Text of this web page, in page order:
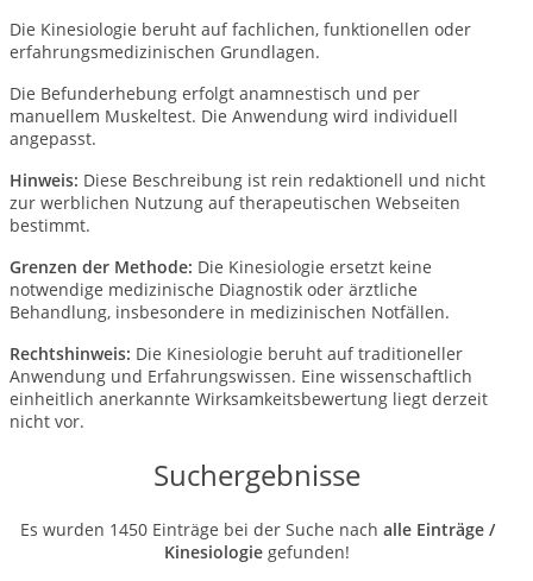
Die Kinesiologie beruht auf fachlichen, funktionellen oder
erfahrungsmedizinischen Grundlagen.
Die Befunderhebung erfolgt anamnestisch und per
manuellem Muskeltest. Die Anwendung wird individuell
angepasst.
Hinweis: Diese Beschreibung ist rein redaktionell und nicht
zur werblichen Nutzung auf therapeutischen Webseiten
bestimmt.
Grenzen der Methode: Die Kinesiologie ersetzt keine
notwendige medizinische Diagnostik oder ärztliche
Behandlung, insbesondere in medizinischen Notfällen.
Rechtshinweis: Die Kinesiologie beruht auf traditioneller
Anwendung und Erfahrungswissen. Eine wissenschaftlich
einheitlich anerkannte Wirksamkeitsbewertung liegt derzeit
nicht vor.
Suchergebnisse
Es wurden 1450 Einträge bei der Suche nach alle Einträge /
Kinesiologie gefunden!